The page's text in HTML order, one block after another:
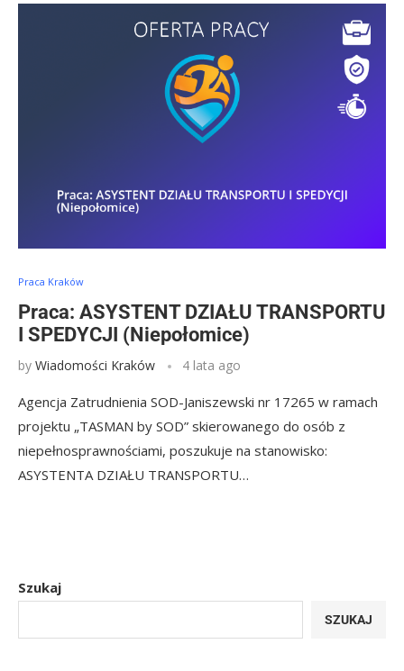
Praca Kraków
Praca: ASYSTENT DZIAŁU TRANSPORTU
I SPEDYCJI (Niepołomice)
by Wiadomości Kraków 4 lata ago
Agencja Zatrudnienia SOD-Janiszewski nr 17265 w ramach
projektu „TASMAN by SOD” skierowanego do osób z
niepełnosprawnościami, poszukuje na stanowisko:
ASYSTENTA DZIAŁU TRANSPORTU…
Szukaj
SZUKAJ